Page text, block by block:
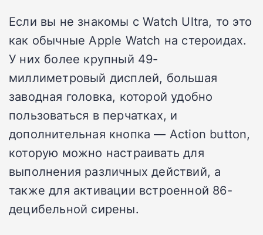
Если вы не знакомы с Watch Ultra, то это
как обычные Apple Watch на стероидах.
У них более крупный 49-
миллиметровый дисплей, большая
заводная головка, которой удобно
пользоваться в перчатках, и
дополнительная кнопка — Action button,
которую можно настраивать для
выполнения различных действий, а
также для активации встроенной 86-
децибельной сирены.